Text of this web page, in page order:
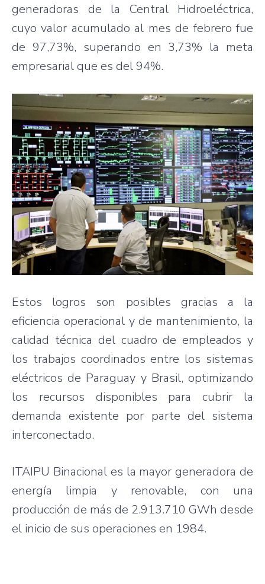
generadoras de la Central Hidroeléctrica,
cuyo valor acumulado al mes de febrero fue
de 97,73%, superando en 3,73% la meta
empresarial que es del 94%.
Estos logros son posibles gracias a la
eficiencia operacional y de mantenimiento, la
calidad técnica del cuadro de empleados y
los trabajos coordinados entre los sistemas
eléctricos de Paraguay y Brasil, optimizando
los recursos disponibles para cubrir la
demanda existente por parte del sistema
interconectado.
ITAIPU Binacional es la mayor generadora de
energía limpia y renovable, con una
producción de más de 2.913.710 GWh desde
el inicio de sus operaciones en 1984.